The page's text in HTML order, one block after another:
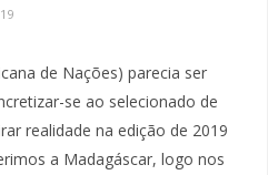
de Nações) parecia ser
se ao selecionado de
realidade na edição de 2019
a Madagáscar, logo nos